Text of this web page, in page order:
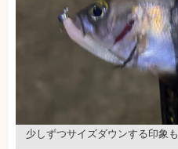
少しずつサイズダウンする印象も